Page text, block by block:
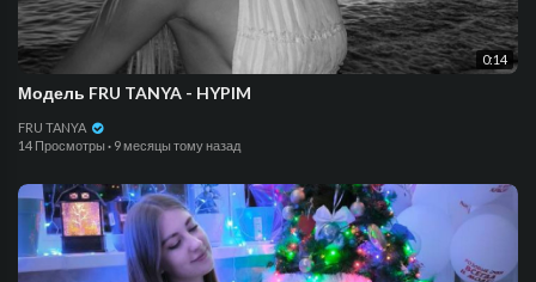
0:14
Модель FRU TANYA - HYPIM
FRU TANYA
14 Просмотры · 9 месяцы тому назад